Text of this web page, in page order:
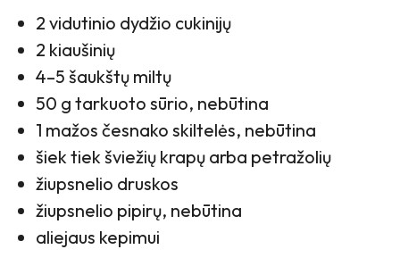
2 vidutinio dydžio cukinijų
2 kiaušinių
4–5 šaukštų miltų
50 g tarkuoto sūrio, nebūtina
1 mažos česnako skiltelės, nebūtina
šiek tiek šviežių krapų arba petražolių
žiupsnelio druskos
žiupsnelio pipirų, nebūtina
aliejaus kepimui